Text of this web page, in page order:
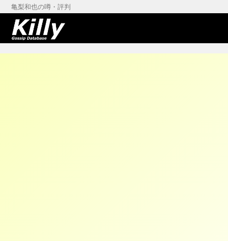
亀梨和也の噂・評判